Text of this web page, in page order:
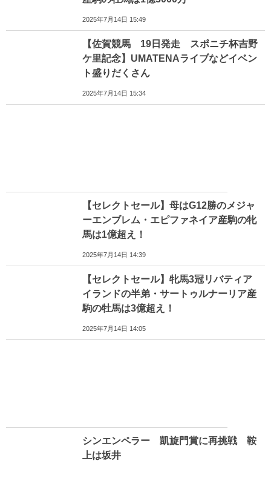
2025年7月14日 15:49
【佐賀競馬 19日発走 スポニチ杯吉野
ケ里記念】UMATENAライブなどイベン
ト盛りだくさん
2025年7月14日 15:34
【セレクトセール】母はG12勝のメジャ
ーエンブレム・エピファネイア産駒の牝
馬は1億超え！
2025年7月14日 14:39
【セレクトセール】牝馬3冠リバティア
イランドの半弟・サートゥルナーリア産
駒の牡馬は3億超え！
2025年7月14日 14:05
シンエンペラー 凱旋門賞に再挑戦 鞍
上は坂井